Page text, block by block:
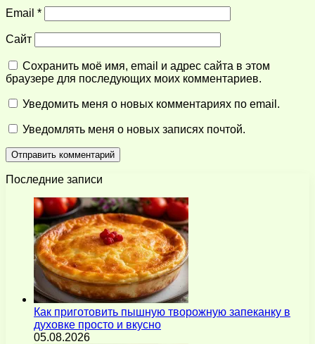
Email *
Сайт
Сохранить моё имя, email и адрес сайта в этом
браузере для последующих моих комментариев.
Уведомить меня о новых комментариях по email.
Уведомлять меня о новых записях почтой.
Последние записи
Как приготовить пышную творожную запеканку в
духовке просто и вкусно
05.08.2026